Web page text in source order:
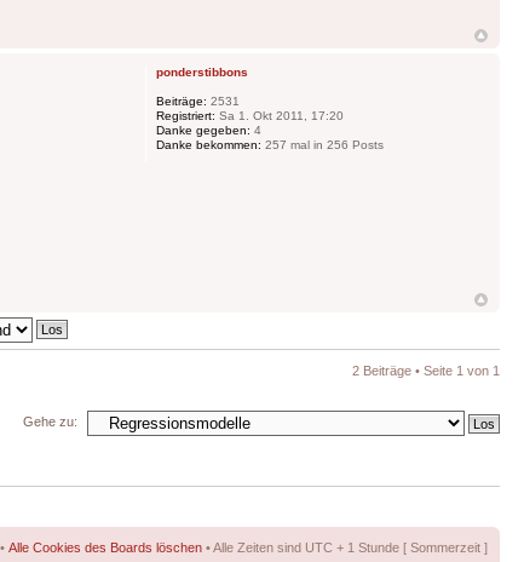
ponderstibbons
Beiträge: 2531
Registriert: Sa 1. Okt 2011, 17:20
Danke gegeben: 4
Danke bekommen: 257 mal in 256 Posts
2 Beiträge • Seite 1 von 1
Gehe zu:
• Alle Cookies des Boards löschen • Alle Zeiten sind UTC + 1 Stunde [ Sommerzeit ]